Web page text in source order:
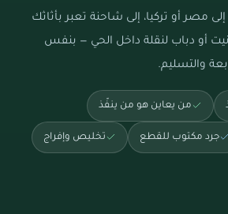
مصر أو تركيا، إلى شاحنة تعبر بأثاثك
أو دباب لنقلة داخل الحي — بنفس
والتسليم.
من يعاين هو من ينفّذ
جرد مكتوب للقطع تخليص وإفراج